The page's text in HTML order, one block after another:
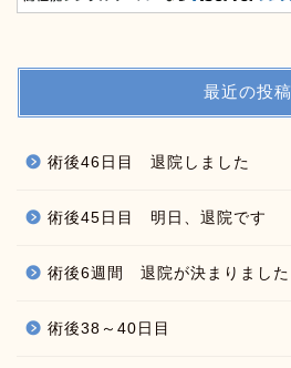
最近の投稿
術後46日目 退院しました
術後45日目 明日、退院です
術後6週間 退院が決まりました
術後38～40日目